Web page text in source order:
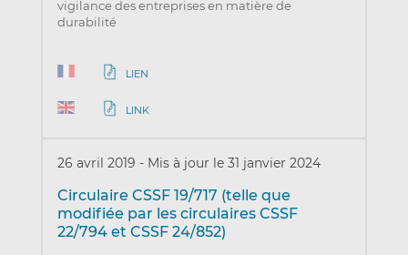
vigilance des entreprises en matière de
durabilité
LIEN
LINK
26 avril 2019 - Mis à jour le 31 janvier 2024
Circulaire CSSF 19/717 (telle que
modifiée par les circulaires CSSF
22/794 et CSSF 24/852)